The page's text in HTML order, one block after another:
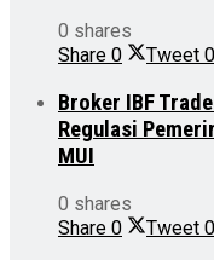
0 shares
Share 0 Tweet 0
Broker IBF
Regulasi
MUI
0 shares
Share 0 Tweet 0